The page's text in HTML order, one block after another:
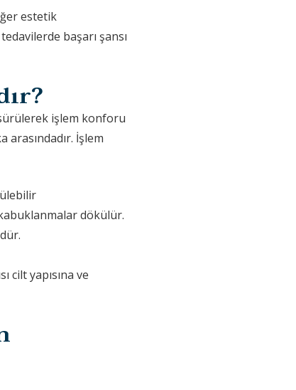
estetik
başarı şansı
işlem konforu
arasındadır. İşlem
dökülür.
cilt yapısına ve